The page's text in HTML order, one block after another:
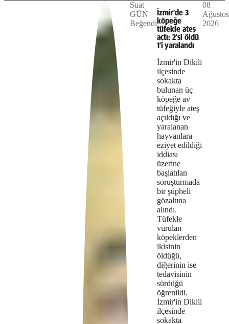
Video
because
Suat
GÜN
Beğendi
İzmir'de 3
köpeğe
tüfekle ateş
açtı: 2'si öldü
1'i yaralandı
İzmir'in Dikili
ilçesinde
sokakta
bulunan üç
köpeğe av
tüfeğiyle ateş
açıldığı ve
yaralanan
hayvanlara
eziyet edildiği
iddiası
üzerine
başlatılan
soruşturmada
bir şüpheli
gözaltına
alındı.
Tüfekle
vurulan
köpeklerden
ikisinin
öldüğü,
diğerinin ise
tedavisinin
sürdüğü
öğrenildi.
İzmir'in Dikili
ilçesinde
sokakta
08
Ağustos
2026